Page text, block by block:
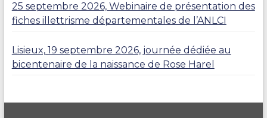
25 septembre 2026, Webinaire de présentation des
fiches illettrisme départementales de l’ANLCI
Lisieux, 19 septembre 2026, journée dédiée au
bicentenaire de la naissance de Rose Harel